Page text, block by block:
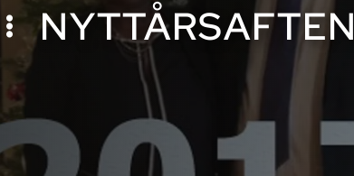
NYTTÅRSAFTEN